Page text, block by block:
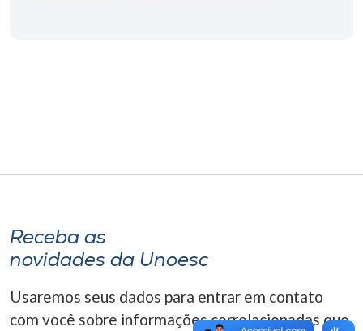
A-
Receba as
novidades da Unoesc
Usaremos seus dados para entrar em contato
com você sobre informações correlacionadas que